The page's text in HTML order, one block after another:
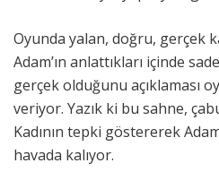
Oyunda yalan, doğru, gerçek
Adam’ın anlattıkları içinde
gerçek olduğunu açıklaması
veriyor. Yazık ki bu sahne,
Kadının tepki göstererek
havada kalıyor.